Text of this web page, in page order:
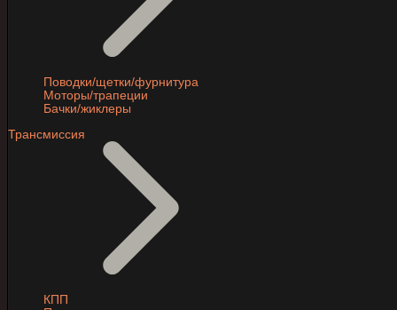
Поводки/щетки/фурнитура
Моторы/трапеции
Бачки/жиклеры
Трансмиссия
КПП